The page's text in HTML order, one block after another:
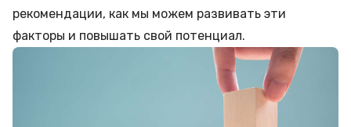
рекомендации, как мы можем развивать эти
факторы и повышать свой потенциал.